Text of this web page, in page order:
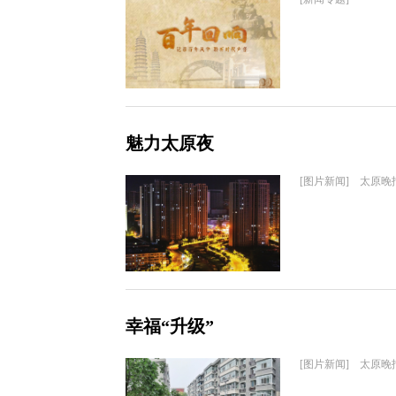
魅力太原夜
[图片新闻] 太原晚
幸福“升级”
[图片新闻] 太原晚